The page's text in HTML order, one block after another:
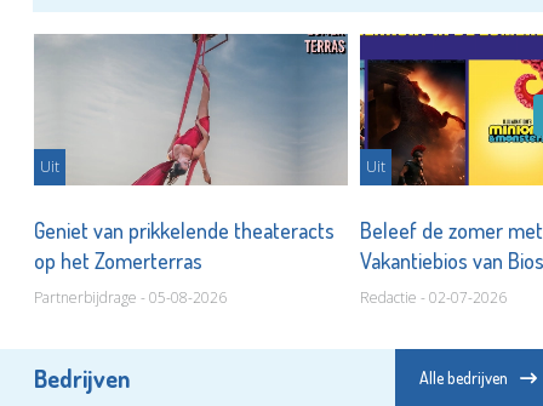
Uit
Geniet van prikkelende theateracts
op het Zomerterras
Partnerbijdrage - 05-08-2026
Uit
Beleef de zomer
Vakantiebios van
Redactie - 02-07-2026
Bedrijven Alle bedrijven